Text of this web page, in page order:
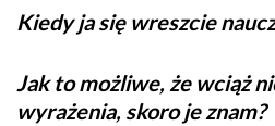
Kiedy ja się wreszcie
Jak to możliwe, że wciąż
wyrażenia, skoro je znam?